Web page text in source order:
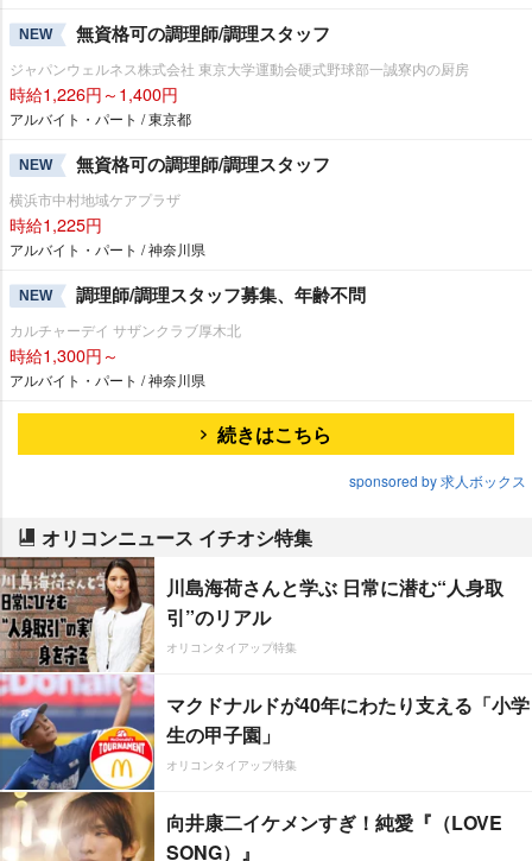
NEW 無資格可の調理師/調理スタッフ
ジャパンウェルネス株式会社 東京大学運動会硬式野球部一誠寮内の厨房
時給1,226円～1,400円
アルバイト・パート / 東京都
NEW 無資格可の調理師/調理スタッフ
横浜市中村地域ケアプラザ
時給1,225円
アルバイト・パート / 神奈川県
NEW 調理師/調理スタッフ募集、年齢不問
カルチャーデイ サザンクラブ厚木北
時給1,300円～
アルバイト・パート / 神奈川県
続きはこちら
sponsored by 求人ボックス
オリコンニュース イチオシ特集
川島海荷さんと学ぶ 日常に潜む“人身取
引”のリアル
オリコンタイアップ特集
マクドナルドが40年にわたり支える「小学
生の甲子園」
オリコンタイアップ特集
向井康二イケメンすぎ！純愛『（LOVE
SONG）』